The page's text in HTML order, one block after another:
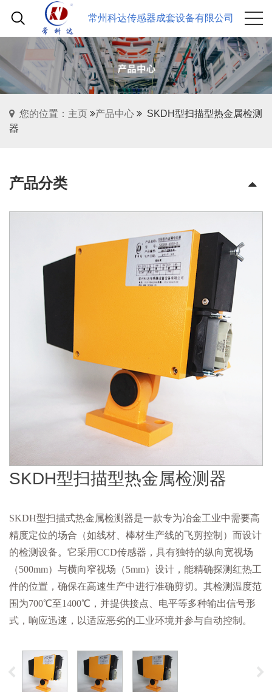
常州科达传感器成套设备有限公司
您的位置：主页 产品中心
SKDH型扫描型热金属检测
器
产品分类
SKDH型扫描型热金属检测器
SKDH型扫描式热金属检测器是一款专为冶金工业中需要高
精度定位的场合（如线材、棒材生产线的飞剪控制）而设计
的检测设备。它采用CCD传感器，具有独特的纵向宽视场
（500mm）与横向窄视场（5mm）设计，能精确探测红热工
件的位置，确保在高速生产中进行准确剪切。其检测温度范
围为700℃至1400℃，并提供接点、电平等多种输出信号形
式，响应迅速，以适应恶劣的工业环境并参与自动控制。